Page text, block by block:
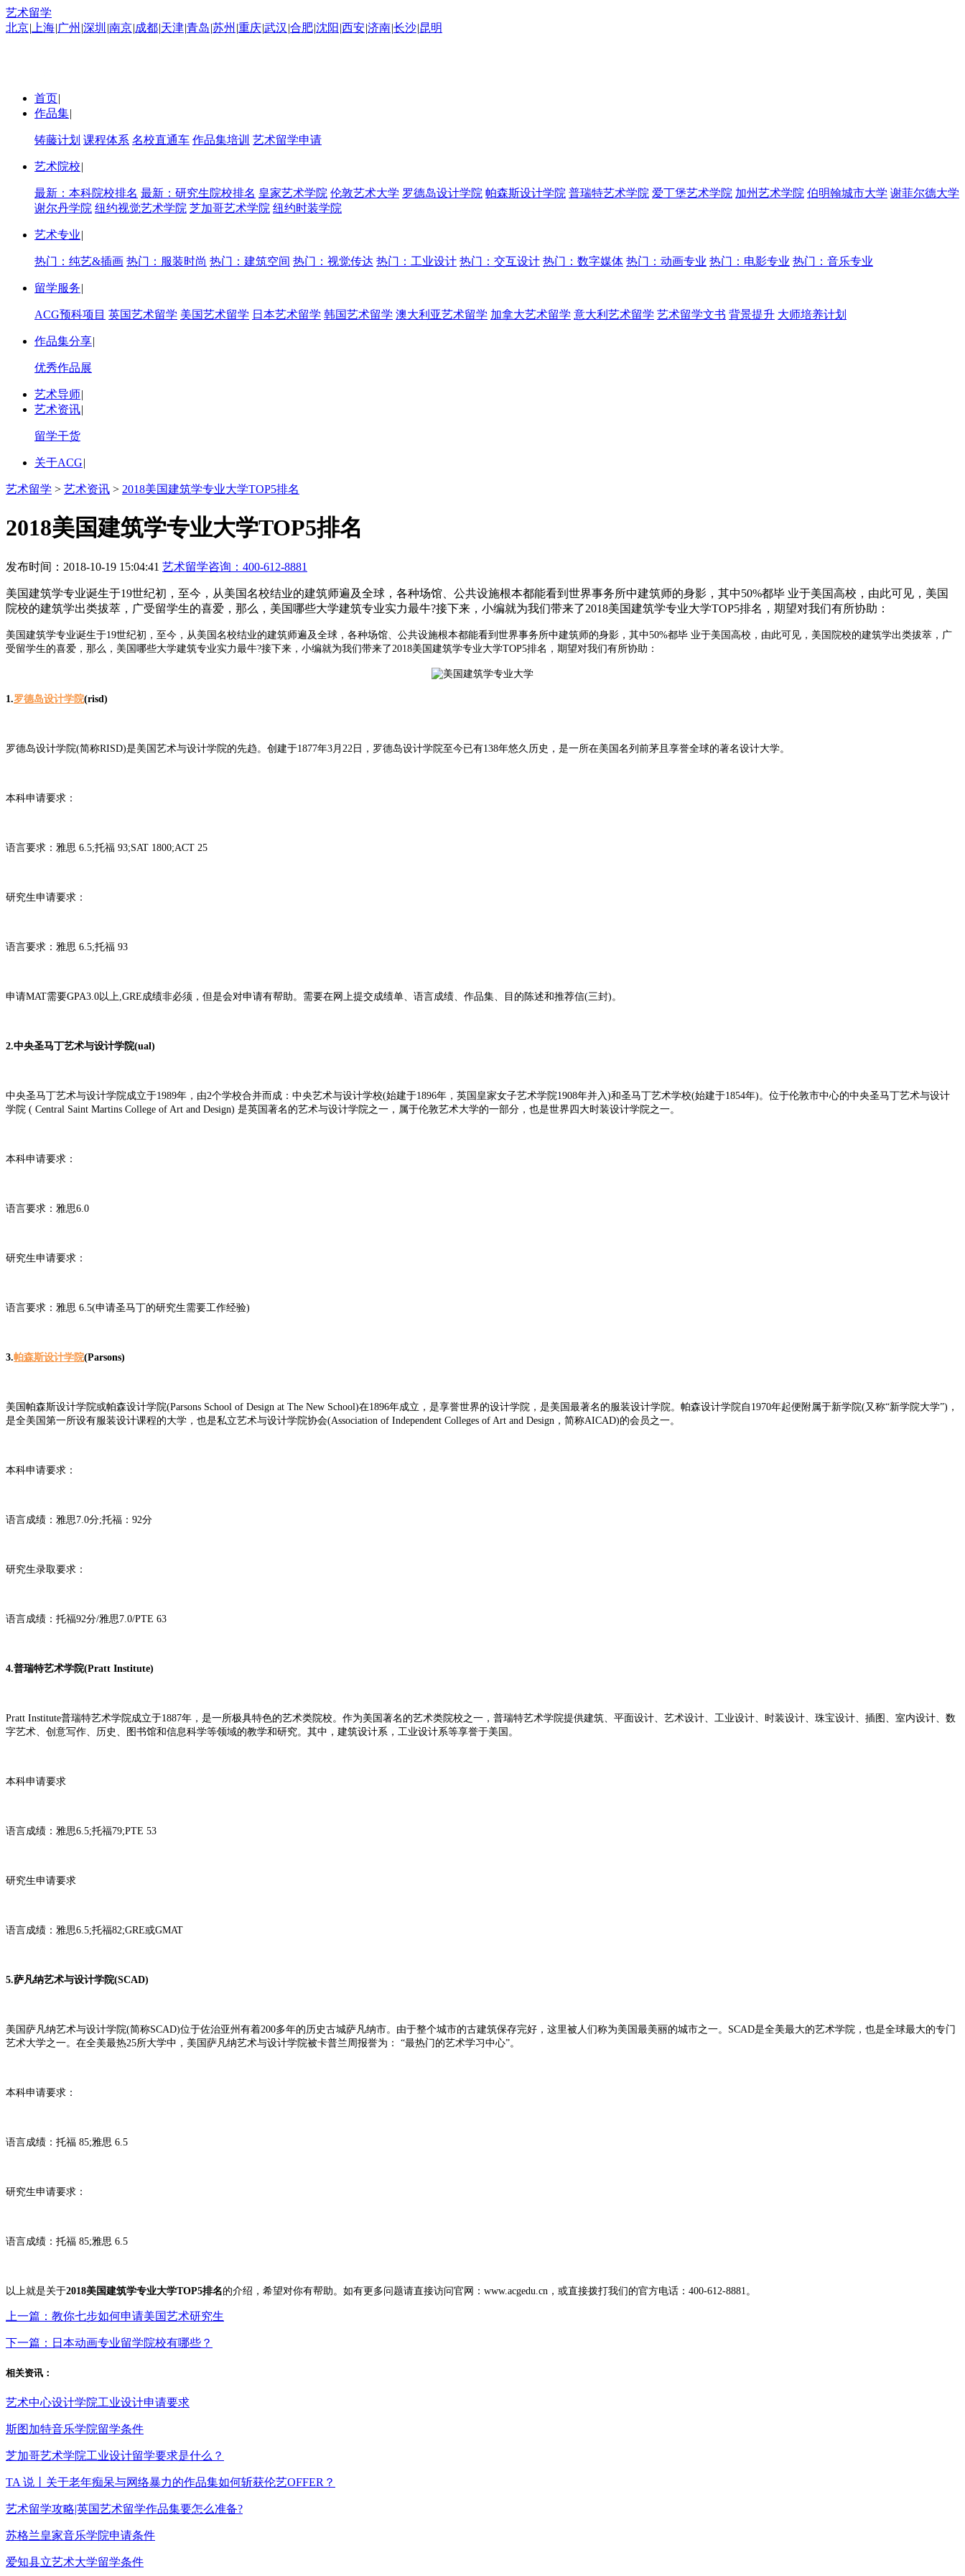
艺术留学
北京| 上海|广州 |深圳 |南京|成都|天津|青岛|苏州 |重庆|武汉 |合肥|沈阳 |西安|济南|长沙|昆明
首页|
作品集|
铸藤计划 课程体系 名校直通车 作品集培训 艺术留学申请
艺术院校|
最新：本科院校排名 最新：研究生院校排名 皇家艺术学院 伦敦艺术大学 罗德岛设计学院 帕森斯设计学院 普瑞特艺术学院 爱丁堡艺术学院 加州艺术学院 伯明翰城市大学 谢菲尔德大学
谢尔丹学院 纽约视觉艺术学院 芝加哥艺术学院 纽约时装学院
艺术专业|
热门：纯艺&插画 热门：服装时尚 热门：建筑空间 热门：视觉传达 热门：工业设计 热门：交互设计 热门：数字媒体 热门：动画专业 热门：电影专业 热门：音乐专业
留学服务|
ACG预科项目 英国艺术留学 美国艺术留学 日本艺术留学 韩国艺术留学 澳大利亚艺术留学 加拿大艺术留学 意大利艺术留学 艺术留学文书 背景提升 大师培养计划
作品集分享|
优秀作品展
艺术导师|
艺术资讯|
留学干货
关于ACG|
艺术留学 > 艺术资讯 > 2018美国建筑学专业大学TOP5排名
2018美国建筑学专业大学TOP5排名
发布时间：2018-10-19 15:04:41 艺术留学咨询： 400-612-8881
美国建筑学专业诞生于19世纪初，至今，从美国名校结业的建筑师遍及全球，各种场馆、公共设施根本都能看到世界事务所中建筑师的身影，其中50%都毕 业于美国高校，由此可见，美国
院校的建筑学出类拔萃，广受留学生的喜爱，那么，美国哪些大学建筑专业实力最牛?接下来，小编就为我们带来了2018美国建筑学专业大学TOP5排名，期望对我们有所协助：
美国建筑学专业诞生于19世纪初，至今，从美国名校结业的建筑师遍及全球，各种场馆、公共设施根本都能看到世界事务所中建筑师的身影，其中50%都毕 业于美国高校，由此可见，美国院校的建筑学出类拔萃，广
受留学生的喜爱，那么，美国哪些大学建筑专业实力最牛?接下来，小编就为我们带来了2018美国建筑学专业大学TOP5排名，期望对我们有所协助：
1.罗德岛设计学院(risd)
罗德岛设计学院(简称RISD)是美国艺术与设计学院的先趋。创建于1877年3月22日，罗德岛设计学院至今已有138年悠久历史，是一所在美国名列前茅且享誉全球的著名设计大学。
本科申请要求：
语言要求：雅思 6.5;托福 93;SAT 1800;ACT 25
研究生申请要求：
语言要求：雅思 6.5;托福 93
申请MAT需要GPA3.0以上,GRE成绩非必须，但是会对申请有帮助。需要在网上提交成绩单、语言成绩、作品集、目的陈述和推荐信(三封)。
2.中央圣马丁艺术与设计学院(ual)
中央圣马丁艺术与设计学院成立于1989年，由2个学校合并而成：中央艺术与设计学校(始建于1896年，英国皇家女子艺术学院1908年并入)和圣马丁艺术学校(始建于1854年)。位于伦敦市中心的中央圣马丁艺术与设计
学院 ( Central Saint Martins College of Art and Design) 是英国著名的艺术与设计学院之一，属于伦敦艺术大学的一部分，也是世界四大时装设计学院之一。
本科申请要求：
语言要求：雅思6.0
研究生申请要求：
语言要求：雅思 6.5(申请圣马丁的研究生需要工作经验)
3.帕森斯设计学院(Parsons)
美国帕森斯设计学院或帕森设计学院(Parsons School of Design at The New School)在1896年成立，是享誉世界的设计学院，是美国最著名的服装设计学院。帕森设计学院自1970年起便附属于新学院(又称“新学院大学”)，
是全美国第一所设有服装设计课程的大学，也是私立艺术与设计学院协会(Association of Independent Colleges of Art and Design，简称AICAD)的会员之一。
本科申请要求：
语言成绩：雅思7.0分;托福：92分
研究生录取要求：
语言成绩：托福92分/雅思7.0/PTE 63
4.普瑞特艺术学院(Pratt Institute)
Pratt Institute普瑞特艺术学院成立于1887年，是一所极具特色的艺术类院校。作为美国著名的艺术类院校之一，普瑞特艺术学院提供建筑、平面设计、艺术设计、工业设计、时装设计、珠宝设计、插图、室内设计、数
字艺术、创意写作、历史、图书馆和信息科学等领域的教学和研究。其中，建筑设计系，工业设计系等享誉于美国。
本科申请要求
语言成绩：雅思6.5;托福79;PTE 53
研究生申请要求
语言成绩：雅思6.5;托福82;GRE或GMAT
5.萨凡纳艺术与设计学院(SCAD)
美国萨凡纳艺术与设计学院(简称SCAD)位于佐治亚州有着200多年的历史古城萨凡纳市。由于整个城市的古建筑保存完好，这里被人们称为美国最美丽的城市之一。SCAD是全美最大的艺术学院，也是全球最大的专门
艺术大学之一。在全美最热25所大学中，美国萨凡纳艺术与设计学院被卡普兰周报誉为： “最热门的艺术学习中心”。
本科申请要求：
语言成绩：托福 85;雅思 6.5
研究生申请要求：
语言成绩：托福 85;雅思 6.5
以上就是关于2018美国建筑学专业大学TOP5排名的介绍，希望对你有帮助。如有更多问题请直接访问官网：www.acgedu.cn，或直接拨打我们的官方电话：400-612-8881。
上一篇：教你七步如何申请美国艺术研究生
下一篇：日本动画专业留学院校有哪些？
相关资讯：
艺术中心设计学院工业设计申请要求
斯图加特音乐学院留学条件
芝加哥艺术学院工业设计留学要求是什么？
TA 说丨关于老年痴呆与网络暴力的作品集如何斩获伦艺OFFER？
艺术留学攻略|英国艺术留学作品集要怎么准备?
苏格兰皇家音乐学院申请条件
爱知县立艺术大学留学条件